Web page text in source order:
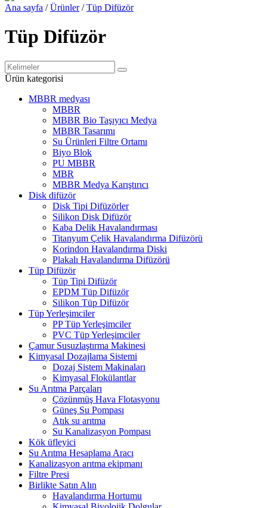
Ana sayfa /Ürünler/Tüp Difüzör
Tüp Difüzör
Ürün kategorisi
MBBR medyası
MBBR
MBBR Bio Taşıyıcı Medya
MBBR Tasarımı
Su Ürünleri Filtre Ortamı
Biyo Blok
PU MBBR
MBR
MBBR Medya Karıştırıcı
Disk difüzör
Disk Tipi Difüzörler
Silikon Disk Difüzör
Kaba Delik Havalandırması
Titanyum Çelik Havalandırma Difüzörü
Korindon Havalandırma Diski
Plakalı Havalandırma Difüzörü
Tüp Difüzör
Tüp Tipi Difüzör
EPDM Tüp Difüzör
Silikon Tüp Difüzör
Tüp Yerleşimciler
PP Tüp Yerleşimciler
PVC Tüp Yerleşimciler
Çamur Susuzlaştırma Makinesi
Kimyasal Dozajlama Sistemi
Dozaj Sistem Makinaları
Kimyasal Flokülantlar
Su Arıtma Parçaları
Çözünmüş Hava Flotasyonu
Güneş Su Pompası
Atık su arıtma
Su Kanalizasyon Pompası
Kök üfleyici
Su Arıtma Hesaplama Aracı
Kanalizasyon arıtma ekipmanı
Filtre Presi
Birlikte Satın Alın
Havalandırma Hortumu